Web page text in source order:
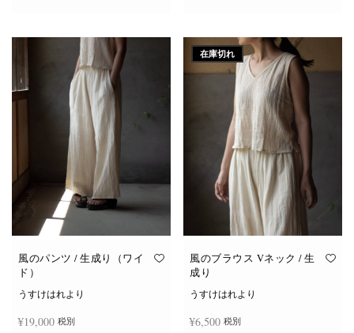
の
商
品
に
は
複
数
の
バ
リ
エ
ー
シ
ョ
ン
が
あ
ま
オ
の
商
品
に
は
複
数
の
バ
リ
エ
ー
シ
ョ
ン
が
あ
り
ま
オ
風のパンツ / 生成り（ワイ
ド）
うすけはれより
¥19,000 税別
在庫切れ
風のブラウス Vネック / 生
成り
うすけはれより
¥6,500 税別